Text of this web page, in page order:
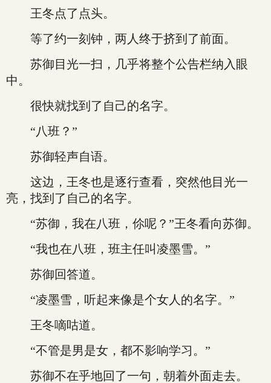
王冬点了点头。
等了约一刻钟，两人终于挤到了前面。
苏御目光一扫，几乎将整个公告栏纳入眼
中。
很快就找到了自己的名字。
“八班？”
苏御轻声自语。
这边，王冬也是逐行查看，突然他目光一
亮，找到了自己的名字。
“苏御，我在八班，伱呢？”王冬看向苏御。
“我也在八班，班主任叫凌墨雪。”
苏御回答道。
“凌墨雪，听起来像是个女人的名字。”
王冬嘀咕道。
“不管是男是女，都不影响学习。”
苏御不在乎地回了一句，朝着外面走去。